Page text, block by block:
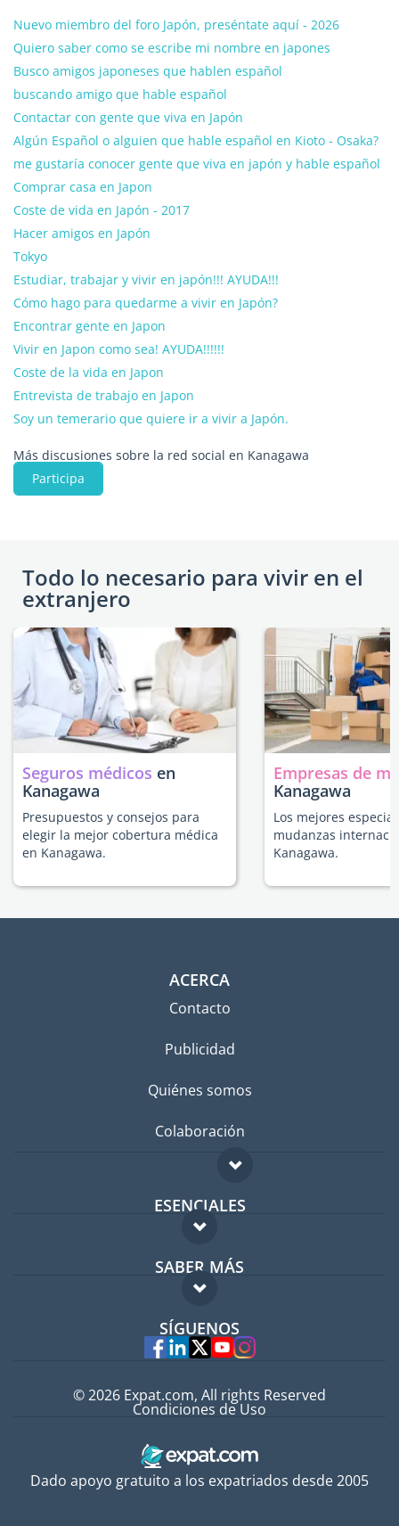
Nuevo miembro del foro Japón, preséntate aquí - 2026
Quiero saber como se escribe mi nombre en japones
Busco amigos japoneses que hablen español
buscando amigo que hable español
Contactar con gente que viva en Japón
Algún Español o alguien que hable español en Kioto - Osaka?
me gustaría conocer gente que viva en japón y hable español
Comprar casa en Japon
Coste de vida en Japón - 2017
Hacer amigos en Japón
Tokyo
Estudiar, trabajar y vivir en japón!!! AYUDA!!!
Cómo hago para quedarme a vivir en Japón?
Encontrar gente en Japon
Vivir en Japon como sea! AYUDA!!!!!!
Coste de la vida en Japon
Entrevista de trabajo en Japon
Soy un temerario que quiere ir a vivir a Japón.
Más discusiones sobre la red social en Kanagawa
Participa
Todo lo necesario para vivir en el
extranjero
Seguros médicos en
Kanagawa
Presupuestos y consejos para
elegir la mejor cobertura médica
en Kanagawa.
Empresas de
Kanagawa
Los mejores
mudanzas
Kanagawa.
ACERCA
Contacto
Publicidad
Quiénes somos
Colaboración
ESENCIALES
Foro para expatriados
Guía para expatriados
Trabajos en el extranjero
SABER MÁS
FAQ
Expertos
SÍGUENOS
Dado apoyo gratuito a los expatriados desde 2005
© 2026 Expat.com, All rights Reserved
Condiciones de Uso